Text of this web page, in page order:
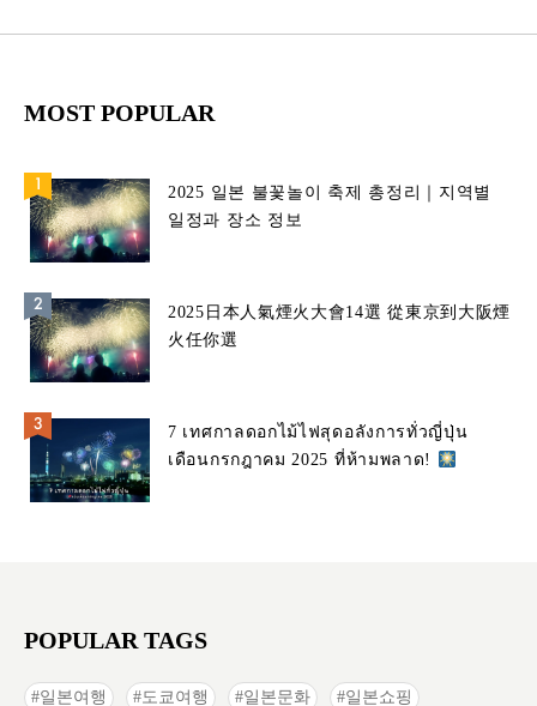
MOST POPULAR
2025 일본 불꽃놀이 축제 총정리｜지역별
일정과 장소 정보
2025日本人氣煙火大會14選 從東京到大阪煙
火任你選
7 เทศกาลดอกไม้ไฟสุดอลังการทั่วญี่ปุ่น
เดือนกรกฎาคม 2025 ที่ห้ามพลาด!
POPULAR TAGS
일본여행 도쿄여행 일본문화 일본쇼핑